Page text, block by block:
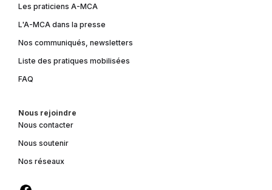
Les praticiens A-MCA
L'A-MCA dans la presse
Nos communiqués, newsletters
Liste des pratiques mobilisées
FAQ
Nous rejoindre
Nous contacter
Nous soutenir
Nos réseaux